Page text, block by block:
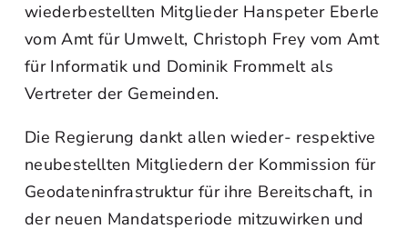
wiederbestellten Mitglieder Hanspeter Eberle
vom Amt für Umwelt, Christoph Frey vom Amt
für Informatik und Dominik Frommelt als
Vertreter der Gemeinden.
Die Regierung dankt allen wieder- respektive
neubestellten Mitgliedern der Kommission für
Geodateninfrastruktur für ihre Bereitschaft, in
der neuen Mandatsperiode mitzuwirken und